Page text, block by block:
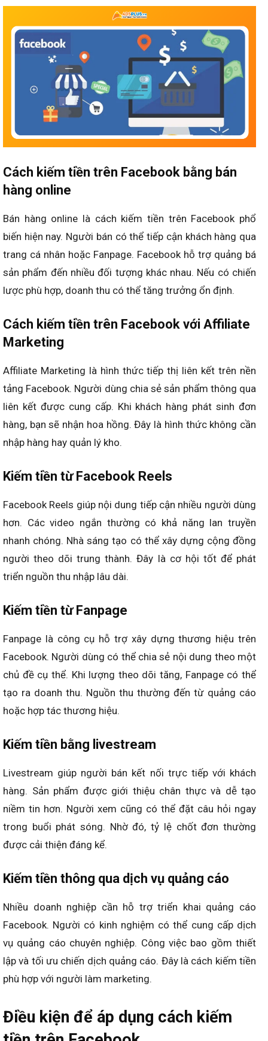
Cách kiếm tiền trên Facebook bằng bán
hàng online
Bán hàng online là cách kiếm tiền trên Facebook phổ
biến hiện nay. Người bán có thể tiếp cận khách hàng qua
trang cá nhân hoặc Fanpage. Facebook hỗ trợ quảng bá
sản phẩm đến nhiều đối tượng khác nhau. Nếu có chiến
lược phù hợp, doanh thu có thể tăng trưởng ổn định.
Cách kiếm tiền trên Facebook với Affiliate
Marketing
Affiliate Marketing là hình thức tiếp thị liên kết trên nền
tảng Facebook. Người dùng chia sẻ sản phẩm thông qua
liên kết được cung cấp. Khi khách hàng phát sinh đơn
hàng, bạn sẽ nhận hoa hồng. Đây là hình thức không cần
nhập hàng hay quản lý kho.
Kiếm tiền từ Facebook Reels
Facebook Reels giúp nội dung tiếp cận nhiều người dùng
hơn. Các video ngắn thường có khả năng lan truyền
nhanh chóng. Nhà sáng tạo có thể xây dựng cộng đồng
người theo dõi trung thành. Đây là cơ hội tốt để phát
triển nguồn thu nhập lâu dài.
Kiếm tiền từ Fanpage
Fanpage là công cụ hỗ trợ xây dựng thương hiệu trên
Facebook. Người dùng có thể chia sẻ nội dung theo một
chủ đề cụ thể. Khi lượng theo dõi tăng, Fanpage có thể
tạo ra doanh thu. Nguồn thu thường đến từ quảng cáo
hoặc hợp tác thương hiệu.
Kiếm tiền bằng livestream
Livestream giúp người bán kết nối trực tiếp với khách
hàng. Sản phẩm được giới thiệu chân thực và dễ tạo
niềm tin hơn. Người xem cũng có thể đặt câu hỏi ngay
trong buổi phát sóng. Nhờ đó, tỷ lệ chốt đơn thường
được cải thiện đáng kể.
Kiếm tiền thông qua dịch vụ quảng cáo
Nhiều doanh nghiệp cần hỗ trợ triển khai quảng cáo
Facebook. Người có kinh nghiệm có thể cung cấp dịch
vụ quảng cáo chuyên nghiệp. Công việc bao gồm thiết
lập và tối ưu chiến dịch quảng cáo. Đây là cách kiếm tiền
phù hợp với người làm marketing.
Điều kiện để áp dụng cách kiếm